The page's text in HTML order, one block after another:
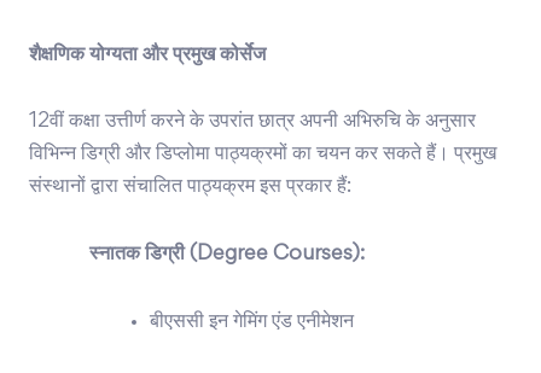
शैक्षणिक योग्यता और प्रमुख कोर्सेज
12वीं कक्षा उत्तीर्ण करने के उपरांत छात्र अपनी अभिरुचि के अनुसार
विभिन्न डिग्री और डिप्लोमा पाठ्यक्रमों का चयन कर सकते हैं। प्रमुख
संस्थानों द्वारा संचालित पाठ्यक्रम इस प्रकार हैं:
स्नातक डिग्री (Degree Courses):
बीएससी इन गेमिंग एंड एनीमेशन